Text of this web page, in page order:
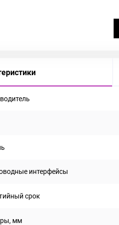
интерфейсы
срок
мм